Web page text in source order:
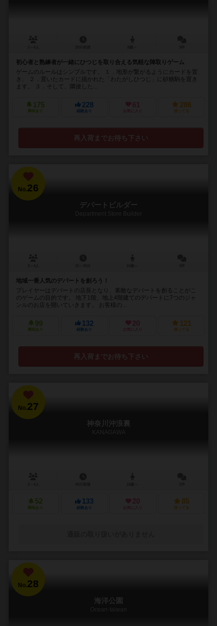
初心者と熟練者が一緒にひつじを取り合える気軽な陣取りゲーム
ゲームのルールはシンプルです。 １．地形が繋がるようにカードを置
き、 ２．置いたカードに描かれた「わたがしひつじ」に砂糖駒を置き
ます。 ３．そして、隣接した...
175
興味あり
228
経験あり
61
お気に入り
286
持ってる
再入荷までお待ち下さい
No.26
デパートビルダー
Department Store Builder
地域一番人気のデパートを創ろう！
プレイヤーはデパートの店長となり、素敵なデパートを創ることがこ
のゲームの目的です。 地下1階、地上4階建てのデパートに7つのジャ
ンルのお店を開いていきます。 お客様の...
99
興味あり
132
経験あり
20
お気に入り
121
持ってる
再入荷までお待ち下さい
No.27
神奈川沖浪裏
KANAGAWA
52
興味あり
133
経験あり
20
お気に入り
85
持ってる
No.28
海洋公園
Ocean-taiwan